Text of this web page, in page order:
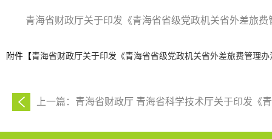
青海省财政厅关于印发《青海省省级党政机关省外差旅
附件【青海省财政厅关于印发《青海省省级党政机关省外差旅费管理
上一篇：青海省财政厅 青海省科学技术厅关于印发《